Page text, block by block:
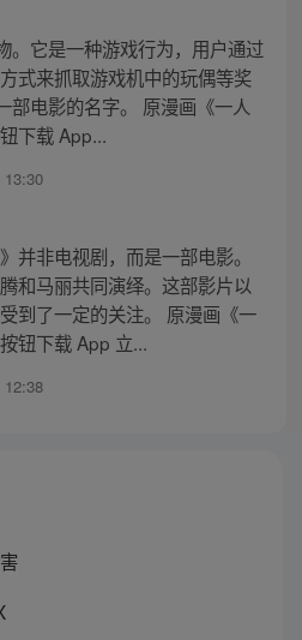
。它是一种游戏行为，用户通过
式来抓取游戏机中的玩偶等奖
部电影的名字。 原漫画《一人
下载 App...
13:30
并非电视剧，而是一部电影。
和马丽共同演绎。这部影片以
到了一定的关注。 原漫画《一
钮下载 App 立...
12:38